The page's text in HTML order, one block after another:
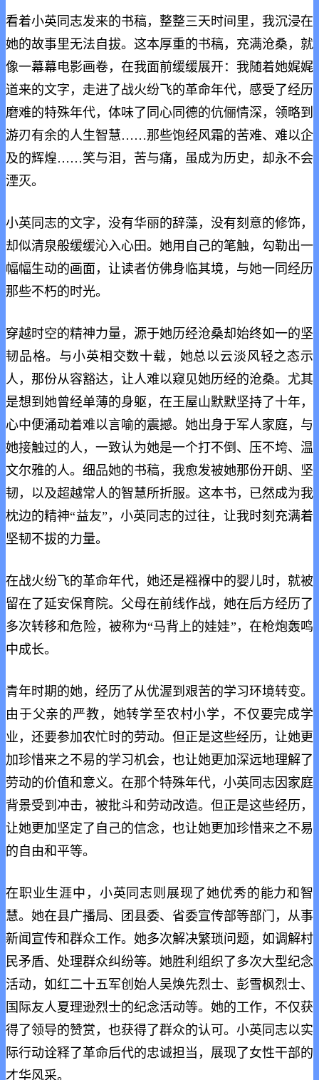
看着小英同志发来的书稿，整整三天时间里，我沉浸在
她的故事里无法自拔。这本厚重的书稿，充满沧桑，就
像一幕幕电影画卷，在我面前缓缓展开：我随着她娓娓
道来的文字，走进了战火纷飞的革命年代，感受了经历
磨难的特殊年代，体味了同心同德的伉俪情深，领略到
游刃有余的人生智慧……那些饱经风霜的苦难、难以企
及的辉煌……笑与泪，苦与痛，虽成为历史，却永不会
湮灭。
小英同志的文字，没有华丽的辞藻，没有刻意的修饰，
却似清泉般缓缓沁入心田。她用自己的笔触，勾勒出一
幅幅生动的画面，让读者仿佛身临其境，与她一同经历
那些不朽的时光。
穿越时空的精神力量，源于她历经沧桑却始终如一的坚
韧品格。与小英相交数十载，她总以云淡风轻之态示
人，那份从容豁达，让人难以窥见她历经的沧桑。尤其
是想到她曾经单薄的身躯，在王屋山默默坚持了十年，
心中便涌动着难以言喻的震撼。她出身于军人家庭，与
她接触过的人，一致认为她是一个打不倒、压不垮、温
文尔雅的人。细品她的书稿，我愈发被她那份开朗、坚
韧，以及超越常人的智慧所折服。这本书，已然成为我
枕边的精神“益友”，小英同志的过往，让我时刻充满着
坚韧不拔的力量。
在战火纷飞的革命年代，她还是襁褓中的婴儿时，就被
留在了延安保育院。父母在前线作战，她在后方经历了
多次转移和危险，被称为“马背上的娃娃”，在枪炮轰鸣
中成长。
青年时期的她，经历了从优渥到艰苦的学习环境转变。
由于父亲的严教，她转学至农村小学，不仅要完成学
业，还要参加农忙时的劳动。但正是这些经历，让她更
加珍惜来之不易的学习机会，也让她更加深远地理解了
劳动的价值和意义。在那个特殊年代，小英同志因家庭
背景受到冲击，被批斗和劳动改造。但正是这些经历，
让她更加坚定了自己的信念，也让她更加珍惜来之不易
的自由和平等。
在职业生涯中，小英同志则展现了她优秀的能力和智
慧。她在县广播局、团县委、省委宣传部等部门，从事
新闻宣传和群众工作。她多次解决繁琐问题，如调解村
民矛盾、处理群众纠纷等。她胜利组织了多次大型纪念
活动，如红二十五军创始人吴焕先烈士、彭雪枫烈士、
国际友人夏理逊烈士的纪念活动等。她的工作，不仅获
得了领导的赞赏，也获得了群众的认可。小英同志以实
际行动诠释了革命后代的忠诚担当，展现了女性干部的
才华风采。